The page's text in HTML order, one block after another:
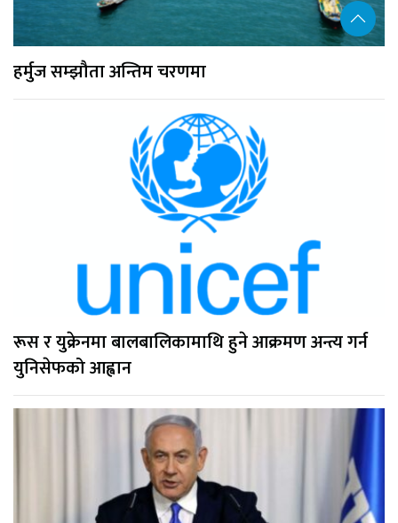
हर्मुज सम्झौता अन्तिम चरणमा
रूस र युक्रेनमा बालबालिकामाथि हुने आक्रमण अन्त्य गर्न
युनिसेफको आह्वान